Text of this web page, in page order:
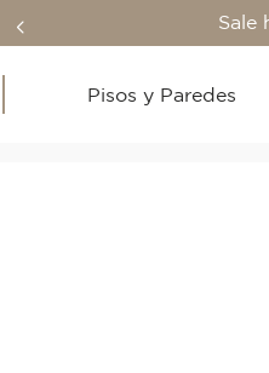
Sale
Pisos y Paredes